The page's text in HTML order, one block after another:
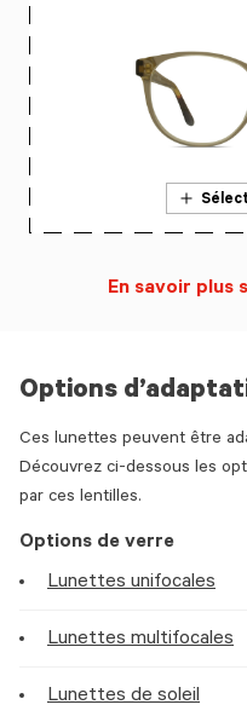
Options
Ces lunettes peuvent être
Découvrez ci-dessous les
par ces lentilles.
Options de verre
Lunettes unifocales
Lunettes multifocales
Lunettes de soleil
En savoir plus